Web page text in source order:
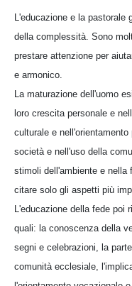
L'educazione e la pastorale
della complessità. Sono
prestare attenzione per
e armonico.
La maturazione dell'uomo
loro crescita personale e
culturale e
società e nell'uso della
stimoli dell'ambiente e nella
citare solo gli aspetti più
L'educazione della fede poi
quali: la conoscenza della
segni e celebrazioni, la
comunità ecclesiale,